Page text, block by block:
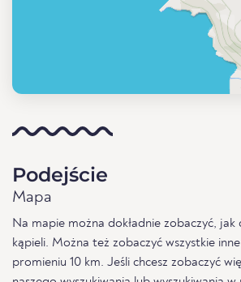
Podejście
Mapa
Na mapie można dokładnie zobaczyć,
kąpieli. Można też zobaczyć wszystkie
promieniu 10 km. Jeśli chcesz zobaczyć